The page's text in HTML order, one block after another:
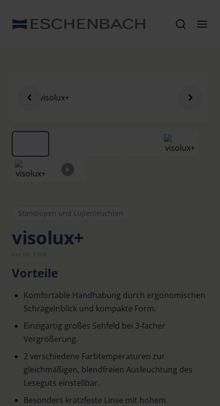
Standlupen und Lupenleuchten
visolux+
Vorteile
Komfortable Handhabung durch ergonomischen
Schrägeinblick und kompakte Form.
Einzigartig großes Sehfeld bei 3-facher
Vergrößerung.
2 verschiedene Farbtemperaturen zur
gleichmäßigen, blendfreien Ausleuchtung des
Leseguts einstellbar.
Besonders kratzfeste Linse mit hohem